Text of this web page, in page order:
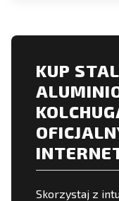
KUP
Skorzystaj z